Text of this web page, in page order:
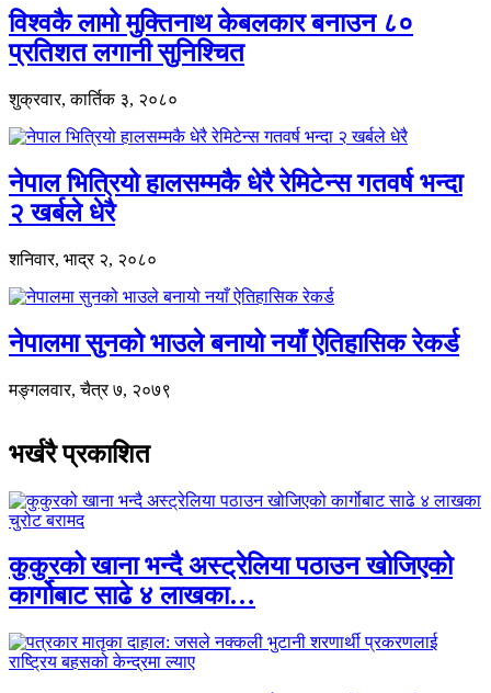
विश्वकै लामो मुक्तिनाथ केबलकार बनाउन ८०
प्रतिशत लगानी सुनिश्चित
शुक्रवार, कार्तिक ३, २०८०
नेपाल भित्रियो हालसम्मकै धेरै रेमिटेन्स गतवर्ष भन्दा
२ खर्बले धेरै
शनिवार, भाद्र २, २०८०
नेपालमा सुनको भाउले बनायो नयाँ ऐतिहासिक रेकर्ड
मङ्गलवार, चैत्र ७, २०७९
भर्खरै प्रकाशित
कुकुरको खाना भन्दै अस्ट्रेलिया पठाउन खोजिएको
कार्गोबाट साढे ४ लाखका…